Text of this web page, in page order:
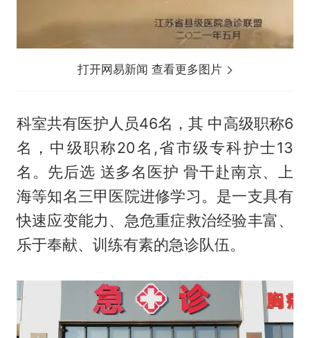
打开网易新闻 查看更多图片
科室共有医护人员46名，其 中高级职称6
名，中级职称20名,省市级专科护士13
名。先后选 送多名医护 骨干赴南京、上
海等知名三甲医院进修学习。是一支具有
快速应变能力、急危重症救治经验丰富、
乐于奉献、训练有素的急诊队伍。